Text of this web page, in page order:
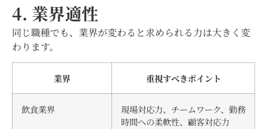
4. 業界適性
同じ職種でも、業界が変わると求められる力は大きく変
わります。
業界 重視すべきポイント
飲食業界
現場対応力、チームワーク、勤務
時間への柔軟性、顧客対応力